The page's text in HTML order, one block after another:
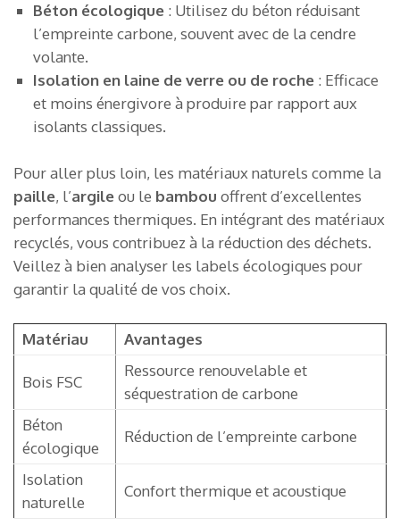
Béton écologique : Utilisez du béton réduisant
l’empreinte carbone, souvent avec de la cendre
volante.
Isolation en laine de verre ou de roche : Efficace
et moins énergivore à produire par rapport aux
isolants classiques.
Pour aller plus loin, les matériaux naturels comme la
paille, l’argileou le bambou offrent d’excellentes
performances thermiques. En intégrant des matériaux
recyclés, vous contribuez à la réduction des déchets.
Veillez à bien analyser les labels écologiques pour
garantir la qualité de vos choix.
Matériau Avantages
Bois FSC
Ressource renouvelable et
séquestration de carbone
Béton
écologique
Réduction de l’empreinte carbone
Isolation
naturelle
Confort thermique et acoustique